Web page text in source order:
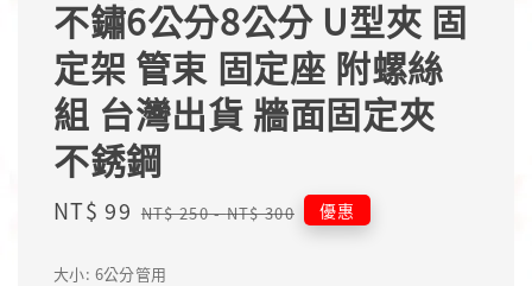
不鏽6公分8公分 U型夾 固
定架 管束 固定座 附螺絲
組 台灣出貨 牆面固定夾
不銹鋼
Sale
NT$ 99 Regular
NT$ 250-NT$ 300 優惠
大小: 6公分管用